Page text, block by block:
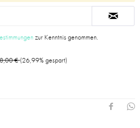
zur Kenntnis genommen.
€(26,99% gespart)